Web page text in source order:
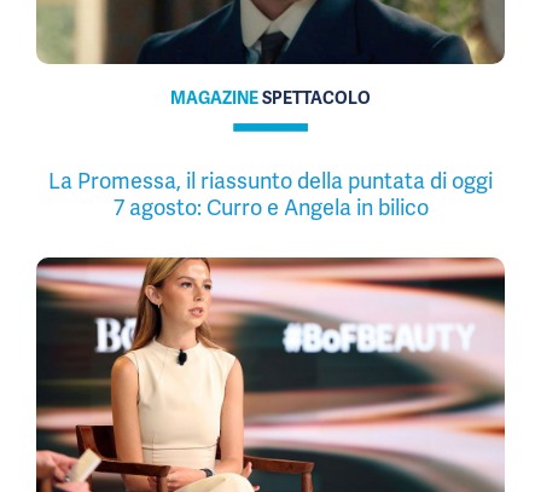
MAGAZINESPETTACOLO
La Promessa, il riassunto della puntata di oggi
7 agosto: Curro e Angela in bilico